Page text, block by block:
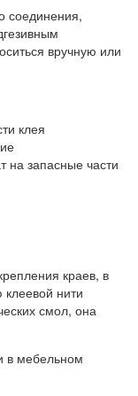
соединения,
вручную или
клея
на запасные части
краев, в
нити
смол, она
в мебельном